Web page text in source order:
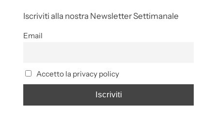
Iscriviti alla nostra Newsletter Settimanale
Email
Accetto la privacy policy